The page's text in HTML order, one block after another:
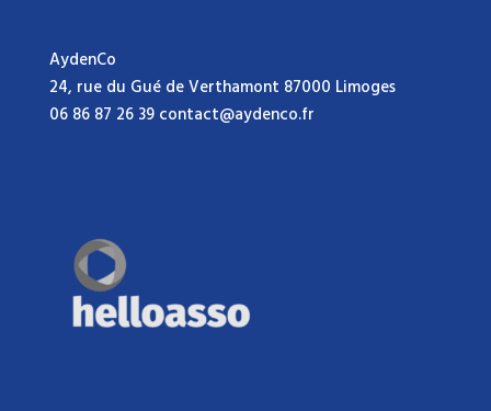
AydenCo
24, rue du Gué de Verthamont 87000 Limoges
06 86 87 26 39 contact@aydenco.fr